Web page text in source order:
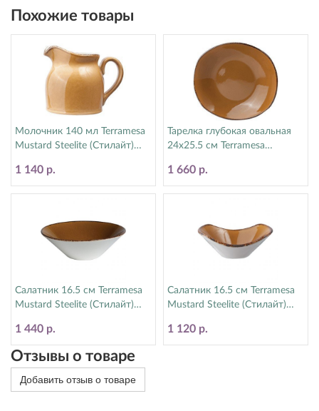
Похожие товары
Молочник 140 мл Terramesa
Mustard Steelite (Стилайт)
1 140 р.
Тарелка глубокая овальная
24х25.5 см Terramesa
11210586
1 660 р.
Салатник 16.5 см Terramesa
Mustard Steelite (Стилайт)
1 440 р.
Салатник 16.5 см Terramesa
Mustard Steelite (Стилайт)
1 120 р.
Отзывы о товаре
Добавить отзыв о товаре